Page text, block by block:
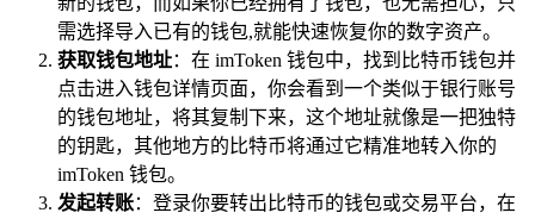
需选择导入已有的钱包,就能快速恢复你的数字资产。
获取钱包地址：在 imToken 钱包中，找到比特币钱包并
点击进入钱包详情页面，你会看到一个类似于银行账号
的钱包地址，将其复制下来，这个地址就像是一把独特
的钥匙，其他地方的比特币将通过它精准地转入你的
imToken 钱包。
发起转账：登录你要转出比特币的钱包或交易平台，在